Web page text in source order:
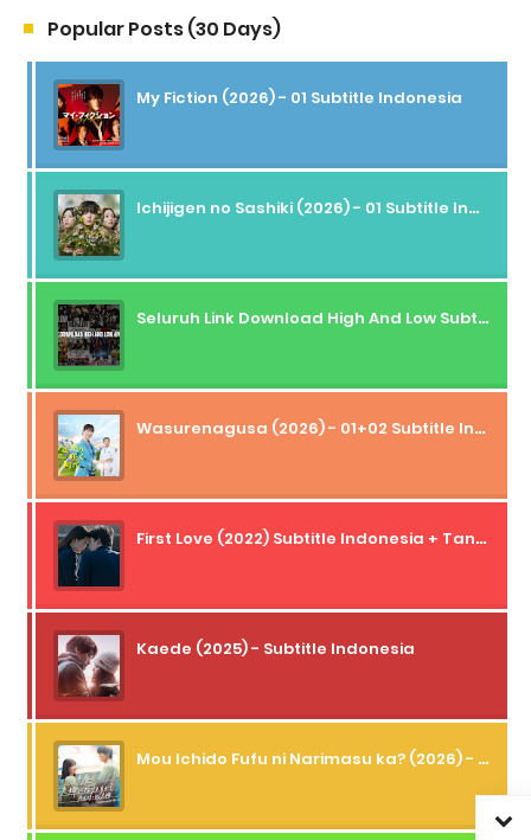
Popular Posts (30 Days)
My Fiction (2026) - 01 Subtitle Indonesia
Ichijigen no Sashiki (2026) - 01 Subtitle Indonesia
Seluruh Link Download High And Low Subtitle Indonesia
Wasurenagusa (2026) - 01+02 Subtitle Indonesia
First Love (2022) Subtitle Indonesia + Tanpa Iklan + Streaming + 1080p
Kaede (2025) - Subtitle Indonesia
Mou Ichido Fufu ni Narimasu ka? (2026) - 01 Subtitle Indonesia